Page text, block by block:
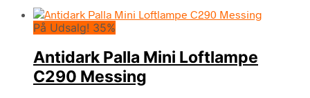
På Udsalg! 35%
Antidark Palla Mini Loftlampe
C290 Messing